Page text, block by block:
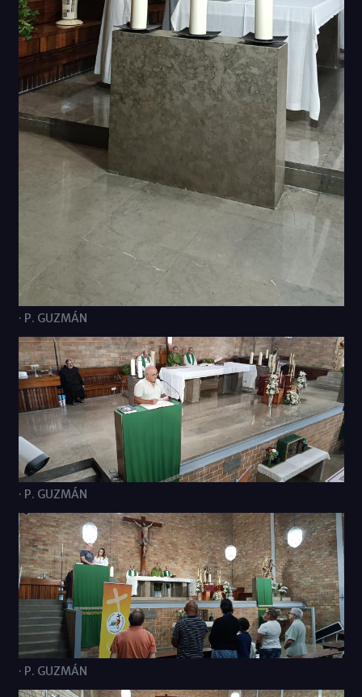
· P. GUZMÁN
· P. GUZMÁN
· P. GUZMÁN